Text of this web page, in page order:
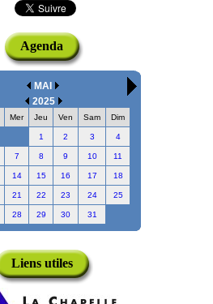
Agenda
MAI
2025
Mer Jeu Ven Sam Dim
1 2 3 4
7 8 9 10 11
14 15 16 17 18
21 22 23 24 25
28 29 30 31
Liens utiles